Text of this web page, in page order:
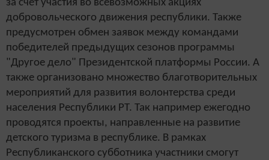
за счет участия во всевозможных акциях
добровольческого движения республики. Также
предусмотрен обмен заявок между командами
победителей предыдущих сезонов программы
"Другое дело" Президентской платформы России. А
также организовано множество благотворительных
мероприятий для развития волонтерства среди
населения Республики РТ. Так например ежегодно
проводятся проекты, направленные на развитие
детского туризма в республике. В рамках
Республиканского субботника участники смогут